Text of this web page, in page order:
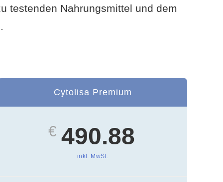
testenden Nahrungsmittel und dem
Cytolisa Premium
€ 490.88
inkl. MwSt.